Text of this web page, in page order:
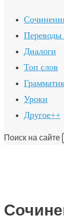
Переводы
Диалоги
Топ слов
Уроки
Другое++
Поиск на сайте